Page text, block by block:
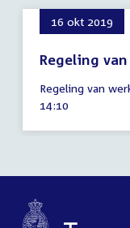
16 okt 2019
Regeling
oktober
2019
Regeling van
Tijd
14:10